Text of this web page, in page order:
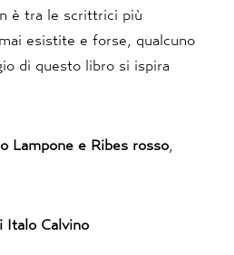
è tra le scrittrici più
esistite e forse, qualcuno
di questo libro si ispira
Lampone e Ribes rosso
Italo Calvino